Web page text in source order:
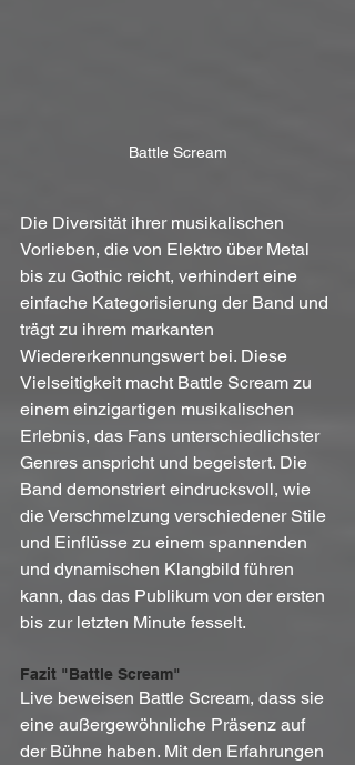
Battle Scream
Die Diversität ihrer musikalischen
Vorlieben, die von Elektro über Metal
bis zu Gothic reicht, verhindert eine
einfache Kategorisierung der Band und
trägt zu ihrem markanten
Wiedererkennungswert bei. Diese
Vielseitigkeit macht Battle Scream zu
einem einzigartigen musikalischen
Erlebnis, das Fans unterschiedlichster
Genres anspricht und begeistert. Die
Band demonstriert eindrucksvoll, wie
die Verschmelzung verschiedener Stile
und Einflüsse zu einem spannenden
und dynamischen Klangbild führen
kann, das das Publikum von der ersten
bis zur letzten Minute fesselt.
Fazit "Battle Scream"
Live beweisen Battle Scream, dass sie
eine außergewöhnliche Präsenz auf
der Bühne haben. Mit den Erfahrungen